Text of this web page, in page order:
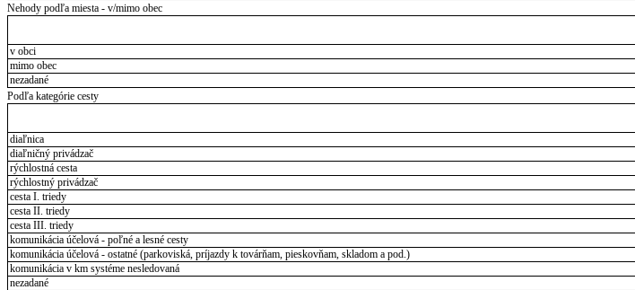
Nehody podľa miesta - v/mimo obec
v obci
mimo obec
nezadané
Podľa kategórie cesty
diaľnica
diaľničný privádzač
rýchlostná cesta
rýchlostný privádzač
cesta I. triedy
cesta II. triedy
cesta III. triedy
komunikácia účelová - poľné a lesné cesty
komunikácia účelová - ostatné (parkoviská, príjazdy k továrňam, pieskovňam, skladom a pod.)
komunikácia v km systéme nesledovaná
nezadané